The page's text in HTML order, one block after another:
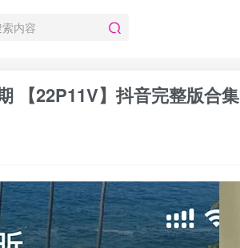
【22P11V】抖音完整版合集